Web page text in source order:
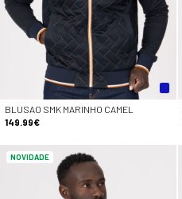
BLUSAO SMK MARINHO CAMEL
149.99€
NOVIDADE